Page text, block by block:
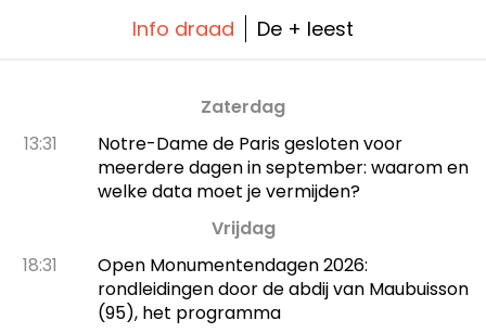
Info draad De + leest
Zaterdag
13:31
Notre-Dame de Paris gesloten voor
meerdere dagen in september: waarom en
welke data moet je vermijden?
Vrijdag
18:31
Open Monumentendagen 2026:
rondleidingen door de abdij van Maubuisson
(95), het programma